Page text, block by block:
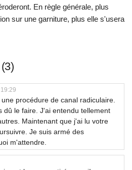
En règle générale, plus
sur une garniture, plus elle s'usera
procédure de canal radiculaire.
dû le faire. J'ai entendu tellement
Maintenant que j'ai lu votre
Je suis armé des
m'attendre.